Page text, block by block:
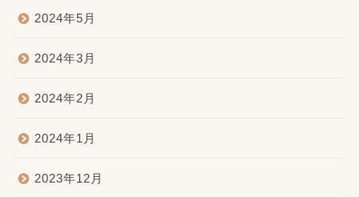
2024年5月
2024年3月
2024年2月
2024年1月
2023年12月